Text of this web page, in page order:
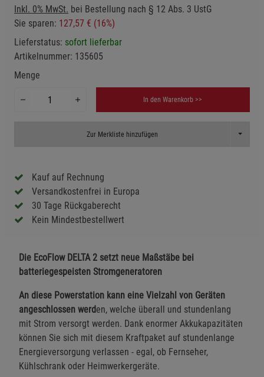
Inkl. 0% MwSt. bei Bestellung nach § 12 Abs. 3 UstG
Sie sparen: 127,57 € (16%)
Lieferstatus: sofort lieferbar
Artikelnummer: 135605
Menge
In den Warenkorb >>
Zur Merkliste hinzufügen Toggle
Kauf auf Rechnung
Versandkostenfrei in Europa
30 Tage Rückgaberecht
Kein Mindestbestellwert
Die EcoFlow DELTA 2 setzt neue Maßstäbe bei
batteriegespeisten Stromgeneratoren
An diese Powerstation kann eine Vielzahl von Geräten
angeschlossen werden, welche überall und stundenlang
mit Strom versorgt werden. Dank enormer Akkukapazitäten
können Sie sich mit diesem Kraftpaket auf stundenlange
Energieversorgung verlassen - egal, ob Fernseher,
Kühlschrank oder Heimwerkergeräte.